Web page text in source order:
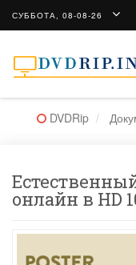
СУББОТА, 08-08-26
DVDRip
онлайн в HD